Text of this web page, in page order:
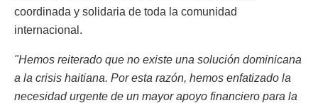
coordinada y solidaria de toda la comunidad
internacional.
"Hemos reiterado que no existe una solución dominicana
a la crisis haitiana. Por esta razón, hemos enfatizado la
necesidad urgente de un mayor apoyo financiero para la